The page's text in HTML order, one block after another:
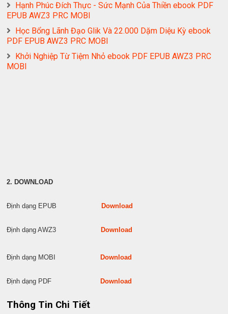
Hạnh Phúc Đích Thực - Sức Mạnh Của Thiền ebook PDF
EPUB AWZ3 PRC MOBI
Học Bổng Lãnh Đạo Glik Và 22.000 Dặm Diệu Kỳ ebook
PDF EPUB AWZ3 PRC MOBI
Khởi Nghiệp Từ Tiệm Nhỏ ebook PDF EPUB AWZ3 PRC
MOBI
2. DOWNLOAD
Định dạng EPUB Download
Định dạng AWZ3 Download
Định dạng MOBI Download
Định dạng PDF Download
Thông Tin Chi Tiết